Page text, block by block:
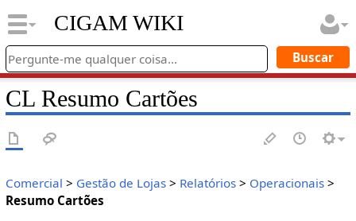
CIGAM WIKI
CL Resumo Cartões
Comercial > Gestão de Lojas> Relatórios> Operacionais>
Resumo Cartões